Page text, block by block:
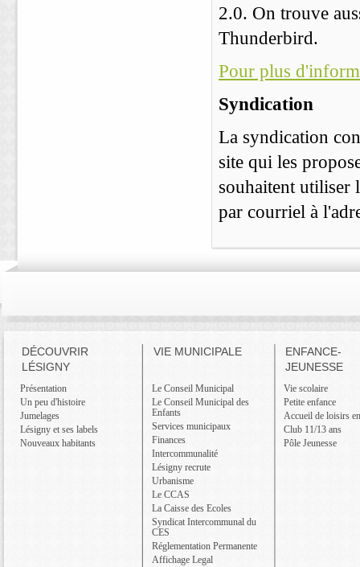
2.0. On trouve
Thunderbird.
Pour plus
Syndication
La syndication
site qui les
souhaitent utiliser
par courriel à
DÉCOUVRIR
LÉSIGNY
Présentation
Un peu d'histoire
Jumelages
Lésigny et ses labels
Nouveaux habitants
VIE MUNICIPALE
Le Conseil Municipal
Le Conseil Municipal des
Enfants
Services municipaux
Finances
Intercommunalité
Lésigny recrute
Urbanisme
Le CCAS
La Caisse des Ecoles
Syndicat Intercommunal du
CES
Réglementation Permanente
Affichage Legal
ENFANCE-
JEUNESSE
Vie scolaire
Petite enfance
Accueil de loisirs
Club 11/13 ans
Pôle Jeunesse